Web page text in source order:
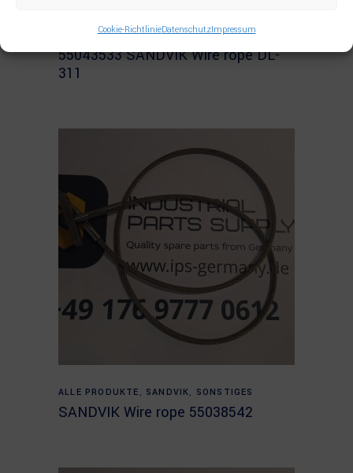
Cookie-RichtlinieDatenschutzImpressum
Read more
ALLE PRODUKTE,SANDVIK,SONSTIGES
55043533 SANDVIK Wire rope DL-
311
Read more
ALLE PRODUKTE , SANDVIK, SONSTIGES
SANDVIK Wire rope 55038542